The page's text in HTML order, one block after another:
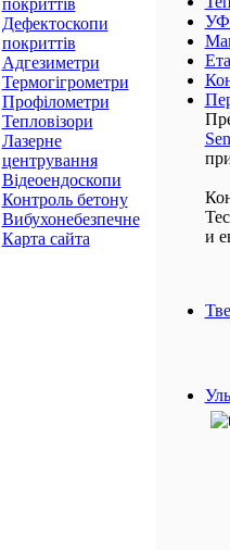
покриттів
Дефектоскопи
покриттів
Адгезиметри
Термогігрометри
Профілометри
Тепловізори
Лазерне
центрування
Відеоендоскопи
Контроль бетону
Вибухонебезпечне
Карта сайта
УФ
и